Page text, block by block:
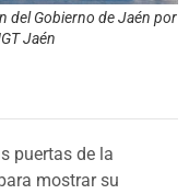
del Gobierno de Jaén por
Jaén
puertas de la
mostrar su